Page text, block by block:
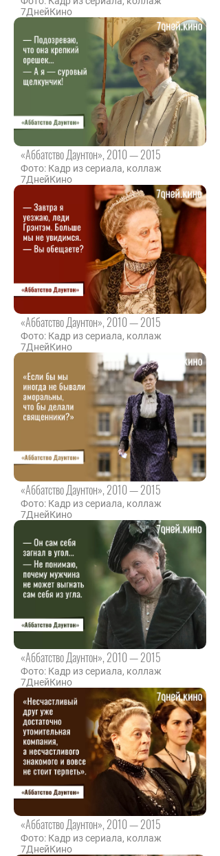
7ДнейКино
«Аббатство Даунтон», 2010 — 2015
Фото: Кадр из сериала, коллаж
7ДнейКино
«Аббатство Даунтон», 2010 — 2015
Фото: Кадр из сериала, коллаж
7ДнейКино
«Аббатство Даунтон», 2010 — 2015
Фото: Кадр из сериала, коллаж
7ДнейКино
«Аббатство Даунтон», 2010 — 2015
Фото: Кадр из сериала, коллаж
7ДнейКино
«Аббатство Даунтон», 2010 — 2015
Фото: Кадр из сериала, коллаж
7ДнейКино